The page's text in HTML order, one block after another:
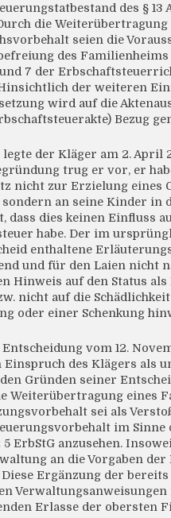
des § 13
die
seien die
des
und 7 der
der weiteren
wird auf die
Bezug
der Kläger am 2. April
trug er vor, er
nicht zur Erzielung eines
an seine Kinder in
dass dies keinen Einfluss
habe. Der im
enthaltene
und für den Laien nicht
Hinweis auf den Status
nicht auf die
oder einer Schenkung
vom 12.
Einspruch des Klägers als
Gründen seiner
Weiterübertragung eines
sei als
im Sinne
5 ErbStG anzusehen.
an die Vorgaben der
Diese Ergänzung der
Erlasse der obersten